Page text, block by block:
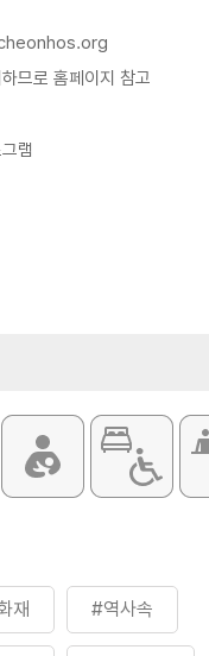
므로 홈페이지 참고
램
재 #역사속